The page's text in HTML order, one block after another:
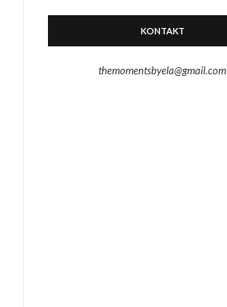
KONTAKT
themomentsbyela@gmail.com